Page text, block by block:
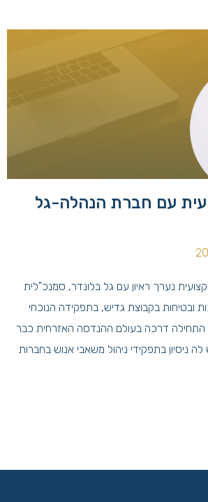
עם חברת הנהלה-גל
נערך ראיון עם גל בלונדר, סמנכ"לית
ובטיחות בקבוצת גדיש, בתפקידה הנוכחי
התחילה דרכה בעולם ההנדסה האזרחית כבר
2006, ויש לה ניסיון בתפקידי ניהול משאבי אנוש בחברות